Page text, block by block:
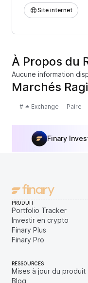
Site internet
À Propos du
Aucune information
Marchés
# Exchange Paire
Finary
PRODUIT
Portfolio Tracker
Investir en crypto
Finary Plus
Finary Pro
RESSOURCES
Mises à jour du produit
Blog